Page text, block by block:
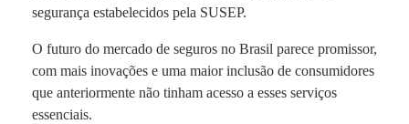
segurança estabelecidos pela SUSEP.
O futuro do mercado de seguros no Brasil parece promissor,
com mais inovações e uma maior inclusão de consumidores
que anteriormente não tinham acesso a esses serviços
essenciais.